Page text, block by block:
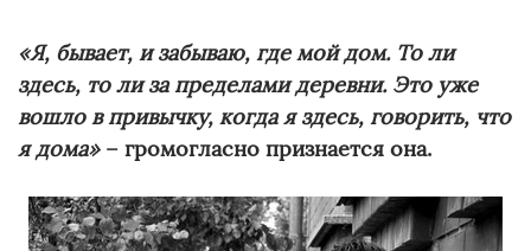
«Я, бывает, и забываю, где мой дом. То ли
здесь, то ли за пределами деревни. Это уже
вошло в привычку, когда я здесь, говорить, что
я дома»– громогласно признается она.